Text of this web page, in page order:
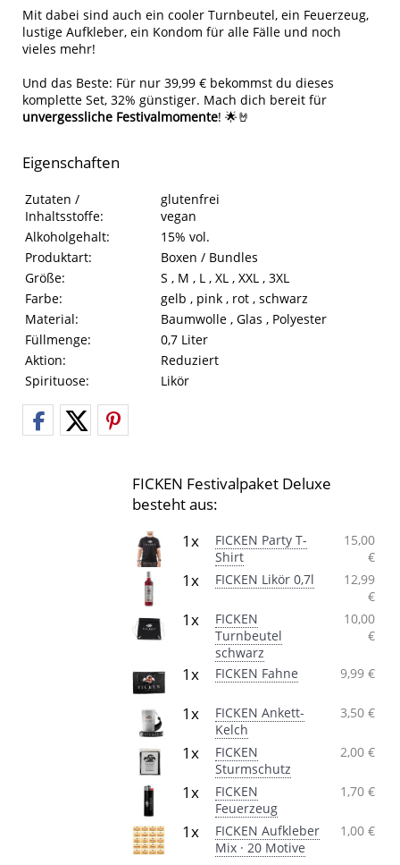
Mit dabei sind auch ein cooler Turnbeutel, ein Feuerzeug,
lustige Aufkleber, ein Kondom für alle Fälle und noch
vieles mehr!
Und das Beste: Für nur 39,99 € bekommst du dieses
komplette Set, 32% günstiger. Mach dich bereit für
unvergessliche Festivalmomente! 🌟🤘
Eigenschaften
Eigenschaften des Produkts
Eigenschaft
Zutaten /
Inhaltsstoffe:
glutenfrei
vegan
Alkoholgehalt:
15% vol.
Produktart:
Boxen / Bundles
Größe:
S , M , L , XL , XXL , 3XL
Farbe:
gelb , pink , rot , schwarz
Material:
Baumwolle , Glas , Polyester
Füllmenge:
0,7 Liter
Aktion:
Reduziert
Spirituose:
Likör
FICKEN Festivalpaket Deluxe
besteht aus:
1x
FICKEN Party T-
Shirt
15,00
€
1x FICKEN Likör 0,7l
12,99
€
1x
FICKEN
Turnbeutel
schwarz
10,00
€
1x FICKEN Fahne 9,99 €
1x
FICKEN Ankett-
Kelch
3,50 €
1x
FICKEN
Sturmschutz
2,00 €
1x
FICKEN
Feuerzeug
1,70 €
1x
FICKEN Aufkleber
Mix · 20 Motive
1,00 €